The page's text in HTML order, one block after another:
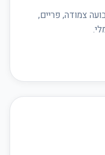
צמודה, פריים,